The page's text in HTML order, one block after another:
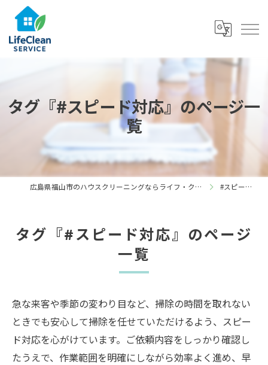
タグ『#スピード対応』のページ一
覧
広島県福山市のハウスクリーニングならライフ・クリーン・サービス #スピード対応
タグ『#スピード対応』のページ
一覧
急な来客や季節の変わり目など、掃除の時間を取れない
ときでも安心して掃除を任せていただけるよう、スピー
ド対応を心がけています。ご依頼内容をしっかり確認し
たうえで、作業範囲を明確にしながら効率よく進め、早